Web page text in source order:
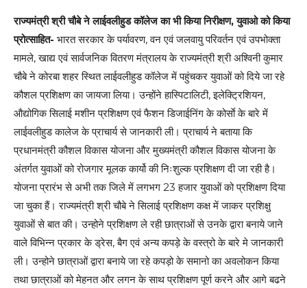
राज्यमंत्री श्री चौबे ने लाईवलीहुड कॉलेज का भी किया निरीक्षण, युवाओ को किया
प्रोत्साहित- भारत सरकार के पर्यावरण, वन एवं जलवायु परिवर्तन एवं उपभोक्ता
मामले, खाद्य एवं सार्वजनिक वितरण मंत्रालय के राज्यमंत्री श्री अश्विनी कुमार
चौबे ने कोरबा शहर स्थित लाईवलीहुड कॉलेज में पहुंचकर युवाओं को दिये जा रहे
कौशल प्रशिक्षण का जायजा लिया। उन्होंने हास्पिटालिटी, इलेक्ट्रिशियन,
औद्योगिक सिलाई मशीन प्रशिक्षण एवं फैशन डिजाईनिंग के कोर्साे के बारे में
लाईवलीहुड कालेज के प्राचार्य से जानकारी ली। प्राचार्य ने बताया कि
प्रधानमंत्री कौशल विकास योजना और मुख्यमंत्री कौशल विकास योजना के
अंतर्गत युवाओं को रोजगार मूलक कार्यो की निःशुल्क प्रशिक्षण दी जा रही है।
योजना प्रारंभ से अभी तक जिले में लगभग 23 हजार युवाओं को प्रशिक्षण दिया
जा चुका हैं। राज्यमंत्री श्री चौबे ने सिलाई प्रशिक्षण कक्ष में जाकर प्रशिक्षु
युवाओं से बात की। उन्होने प्रशिक्षण ले रही छात्राओं से उनके द्वारा बनाये जाने
वाले विभिन्न प्रकार के ड्रेस, बैग एवं अन्य कपड़े के वस्त्रो के बारे मे जानकारी
ली। उन्होने छात्राओं द्वारा बनाये जा रहे कपड़ो के समानो का अवलोकन किया
तथा छात्राओं को मेहनत और लगन के साथ प्रशिक्षण पूर्ण करने और आगे बढने